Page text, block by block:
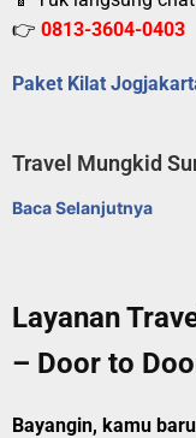
👉 0813-3604-0403
Paket Kilat
Travel Mungkid
Baca Selanjutnya
Layanan
– Door to
Bayangin, kamu